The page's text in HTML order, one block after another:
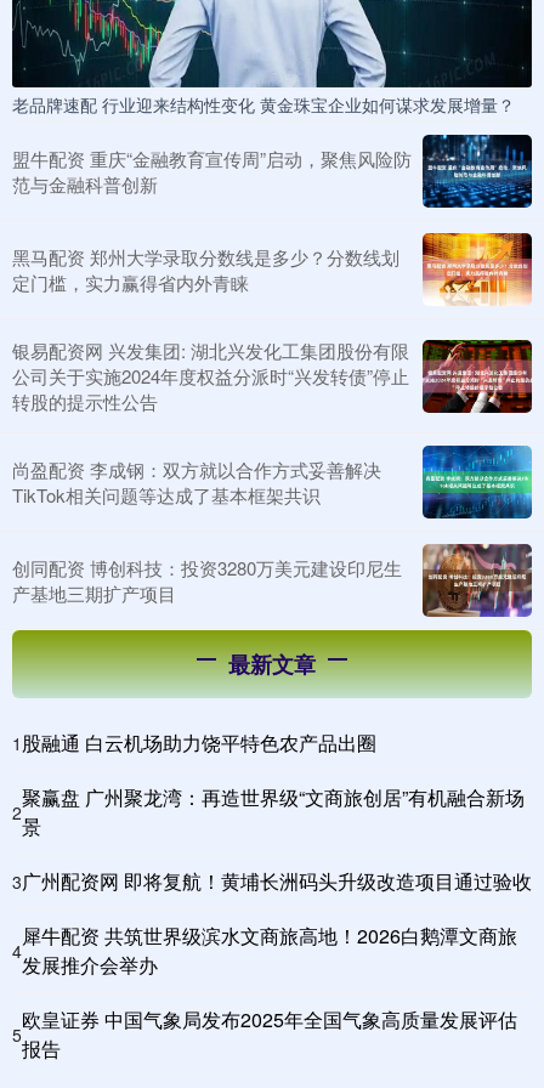
老品牌速配 行业迎来结构性变化 黄金珠宝企业如何谋求发展增量？
盟牛配资 重庆“金融教育宣传周”启动，聚焦风险防
范与金融科普创新
黑马配资 郑州大学录取分数线是多少？分数线划
定门槛，实力赢得省内外青睐
银易配资网 兴发集团: 湖北兴发化工集团股份有限
公司关于实施2024年度权益分派时“兴发转债”停止
转股的提示性公告
尚盈配资 李成钢：双方就以合作方式妥善解决
TikTok相关问题等达成了基本框架共识
创同配资 博创科技：投资3280万美元建设印尼生
产基地三期扩产项目
最新文章
1 股融通 白云机场助力饶平特色农产品出圈
2
聚赢盘 广州聚龙湾：再造世界级“文商旅创居”有机融合新场
景
3广州配资网 即将复航！黄埔长洲码头升级改造项目通过验收
4
犀牛配资 共筑世界级滨水文商旅高地！2026白鹅潭文商旅
发展推介会举办
5
欧皇证券 中国气象局发布2025年全国气象高质量发展评估
报告